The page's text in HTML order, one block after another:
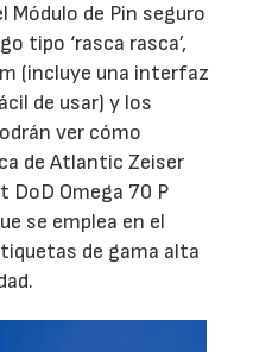
Módulo de Pin seguro
tipo ‘rasca rasca’,
(incluye una interfaz
de usar) y los
ver cómo
de Atlantic Zeiser
DoD Omega 70 P
se emplea en el
de gama alta